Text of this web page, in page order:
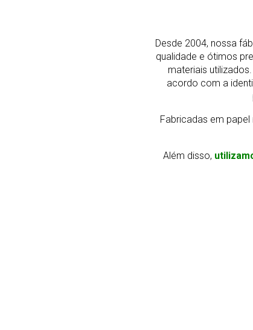
Desde 2004, nossa
qualidade e ótimos
materiais
acordo com a
Fabricadas em
Além disso,